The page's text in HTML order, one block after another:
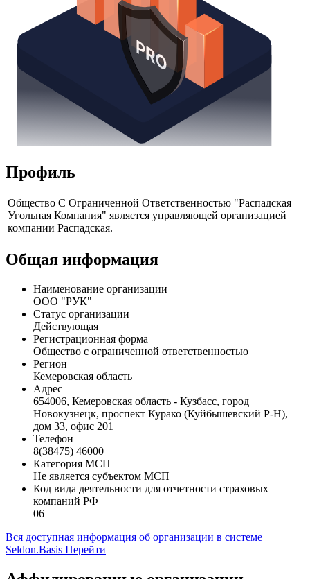
Профиль
Общество С Ограниченной Ответственностью "Распадская
Угольная Компания" является управляющей организацией
компании Распадская.
Общая информация
Наименование организации
ООО "РУК"
Статус организации
Действующая
Регистрационная форма
Общество с ограниченной ответственностью
Регион
Кемеровская область
Адрес
654006, Кемеровская область - Кузбасс, город
Новокузнецк, проспект Курако (Куйбышевский Р-Н),
дом 33, офис 201
Телефон
8(38475) 46000
Категория МСП
Не является субъектом МСП
Код вида деятельности для отчетности страховых
компаний РФ
06
Вся доступная информация об организации в системе
Seldon.Basis Перейти